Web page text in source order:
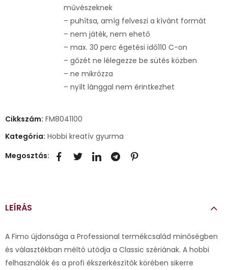
művészeknek
– puhítsa, amíg felveszi a kívánt formát
– nem játék, nem ehető
– max. 30 perc égetési idő110 C-on
– gőzét ne lélegezze be sütés közben
– ne mikrózza
– nyílt lánggal nem érintkezhet
Cikkszám: FM8041100
Kategória: Hobbi kreatív gyurma
Megosztás:
LEÍRÁS
A Fimo újdonsága a Professional termékcsalád minőségben
és választékban méltó utódja a Classic szériának. A hobbi
felhasználók és a profi ékszerkészítők körében sikerre